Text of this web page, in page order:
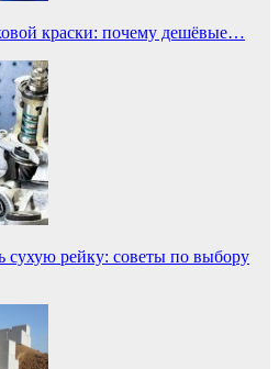
краски: почему дешёвые…
сухую рейку: советы по выбору